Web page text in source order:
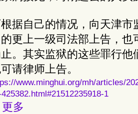
据自己的情况，向天津
更上一级司法部上告，
。其实监狱的这些罪行
请律师上告。
www.minghui.org/mh/articles/
1
更多